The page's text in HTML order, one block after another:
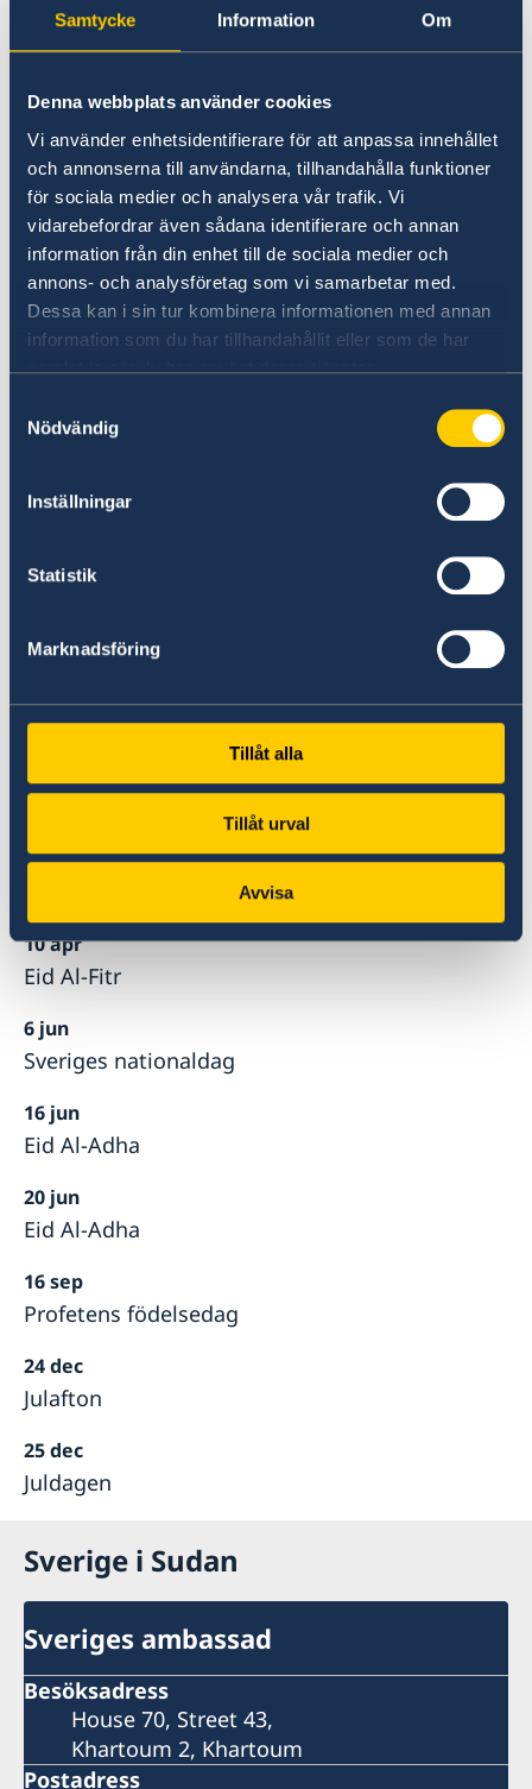
Samtycke Information Om
Denna webbplats använder cookies
Vi använder enhetsidentifierare för att anpassa innehållet
och annonserna till användarna, tillhandahålla funktioner
för sociala medier och analysera vår trafik. Vi
vidarebefordrar även sådana identifierare och annan
information från din enhet till de sociala medier och
annons- och analysföretag som vi samarbetar med.
Dessa kan i sin tur kombinera informationen med annan
information som du har tillhandahållit eller som de har
samlat in när du har använt deras tjänster.
Nödvändig
Inställningar
Statistik
Marknadsföring
Tillåt alla
Tillåt urval
Avvisa
ansöka om visum eller uppehållstillstånd och
därmed har behov av att besöka ambassaden i
För frågor om migrationsärende, kontakta
Migrationsverket
För att få ett beslut snabbare rekommenderas
att ansöka elektroniskt viamigrationsverkets
webbplats.
Kontrollera din ansökan på
migrationsverkets webplats
Om du har frågor angående uppehålls- och
arbetstillstånd (UAT) och/eller ett pågående
Migrationsverkets hemsida
eller ring +46 771
Helgdagar 2024
Nyårsdagen
1 apr
9 apr
10 apr
Eid Al-Fitr
6 jun
Sveriges nationaldag
16 jun
Eid Al-Adha
20 jun
Eid Al-Adha
16 sep
Profetens födelsedag
24 dec
Julafton
25 dec
Juldagen
Sverige i Sudan
Sveriges ambassad
Besöksadress
House 70, Street 43,
Khartoum 2, Khartoum
Postadress